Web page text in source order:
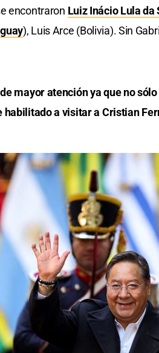
encontraron Luiz Inácio Lula da
), Luis Arce (Bolivia). Sin
mayor atención ya que no
habilitado a visitar a Cristian